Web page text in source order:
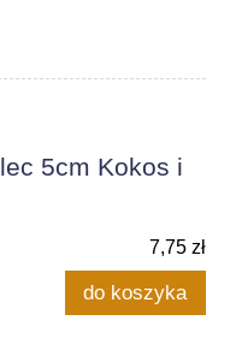
5cm Kokos i
7,75 zł
do koszyka